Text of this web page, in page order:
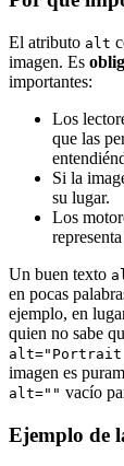
El atributo alt
imagen. Es
importantes:
Los
que las
Si la
su lugar.
Los
Un buen texto
en pocas
ejemplo, en
quien no sabe
alt="Portrait
imagen es
alt="" vacío
Ejemplo de